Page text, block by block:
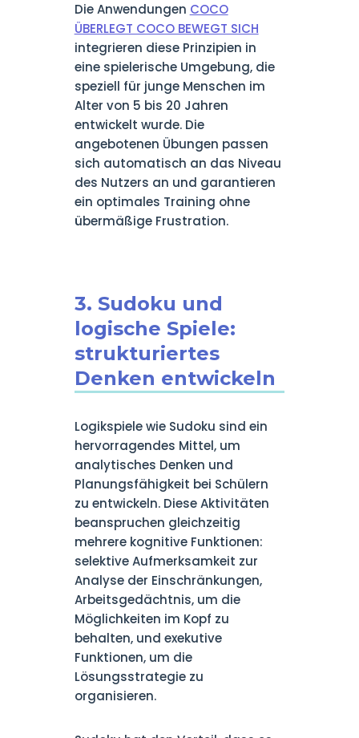
Die Anwendungen COCO
ÜBERLEGT COCO BEWEGT SICH
integrieren diese Prinzipien in
eine spielerische Umgebung, die
speziell für junge Menschen im
Alter von 5 bis 20 Jahren
entwickelt wurde. Die
angebotenen Übungen passen
sich automatisch an das Niveau
des Nutzers an und garantieren
ein optimales Training ohne
übermäßige Frustration.
3. Sudoku und
logische Spiele:
strukturiertes
Denken entwickeln
Logikspiele wie Sudoku sind ein
hervorragendes Mittel, um
analytisches Denken und
Planungsfähigkeit bei Schülern
zu entwickeln. Diese Aktivitäten
beanspruchen gleichzeitig
mehrere kognitive Funktionen:
selektive Aufmerksamkeit zur
Analyse der Einschränkungen,
Arbeitsgedächtnis, um die
Möglichkeiten im Kopf zu
behalten, und exekutive
Funktionen, um die
Lösungsstrategie zu
organisieren.